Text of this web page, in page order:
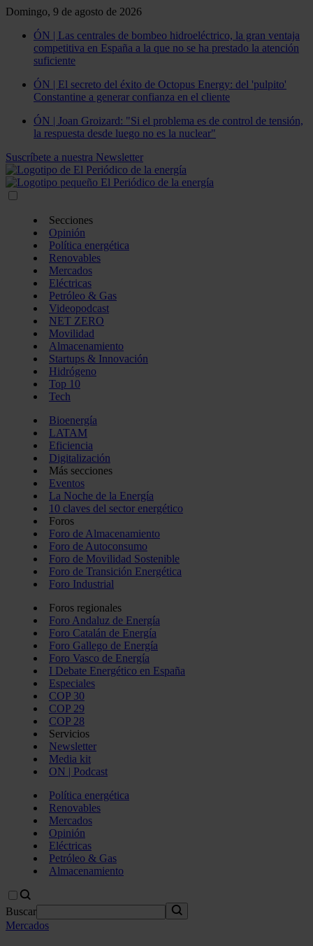
Domingo, 9 de agosto de 2026
ÓN | Las centrales de bombeo hidroeléctrico, la gran ventaja
competitiva en España a la que no se ha prestado la atención
suficiente
ÓN | El secreto del éxito de Octopus Energy: del 'pulpito'
Constantine a generar confianza en el cliente
ÓN | Joan Groizard: "Si el problema es de control de tensión,
la respuesta desde luego no es la nuclear"
Suscríbete a nuestra Newsletter
Secciones
Opinión
Política energética
Renovables
Mercados
Eléctricas
Petróleo & Gas
Videopodcast
NET ZERO
Movilidad
Almacenamiento
Startups & Innovación
Hidrógeno
Top 10
Tech
Bioenergía
LATAM
Eficiencia
Digitalización
Más secciones
Eventos
La Noche de la Energía
10 claves del sector energético
Foros
Foro de Almacenamiento
Foro de Autoconsumo
Foro de Movilidad Sostenible
Foro de Transición Energética
Foro Industrial
Foros regionales
Foro Andaluz de Energía
Foro Catalán de Energía
Foro Gallego de Energía
Foro Vasco de Energía
I Debate Energético en España
Especiales
COP 30
COP 29
COP 28
Servicios
Newsletter
Media kit
ON | Podcast
Política energética
Renovables
Mercados
Opinión
Eléctricas
Petróleo & Gas
Almacenamiento
Buscar
Mercados